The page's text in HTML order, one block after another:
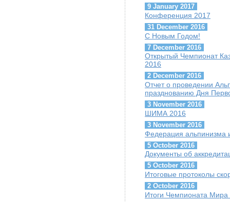
9 January 2017
Конференция 2017
31 December 2016
С Новым Годом!
7 December 2016
Открытый Чемпионат
2016
2 December 2016
Отчет о проведении
празднованию Дня
3 November 2016
ШИМА 2016
3 November 2016
Федерация альпинизма
5 October 2016
Документы об
5 October 2016
Итоговые протоколы
2 October 2016
Итоги Чемпионата Мира